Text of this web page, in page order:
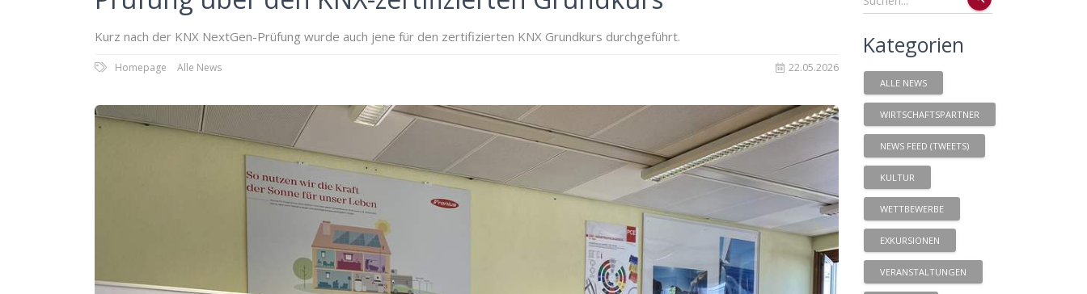
Kurz nach der KNX NextGen-Prüfung wurde auch jene für den zertifizierten KNX Grundkurs durchgeführt.
22.05.2026
Homepage Alle News
Kategorien
ALLE NEWS
WIRTSCHAFTSPARTNER
NEWS FEED (TWEETS)
KULTUR
WETTBEWERBE
EXKURSIONEN
VERANSTALTUNGEN